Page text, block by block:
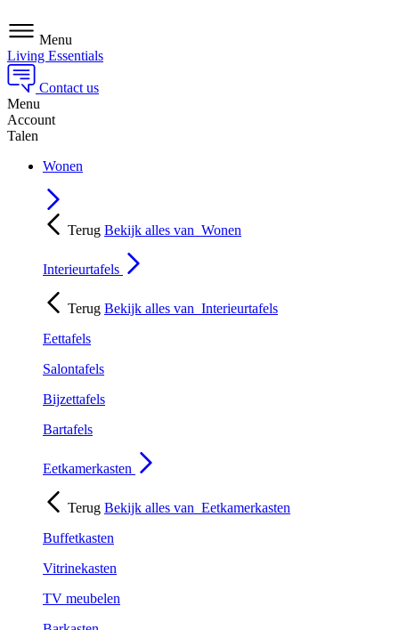
Menu
Living Essentials
Contact us
Menu
Account
Talen
Wonen
Terug Bekijk alles van Wonen
Interieurtafels
Terug Bekijk alles van Interieurtafels
Eettafels
Salontafels
Bijzettafels
Bartafels
Eetkamerkasten
Terug Bekijk alles van Eetkamerkasten
Buffetkasten
Vitrinekasten
TV meubelen